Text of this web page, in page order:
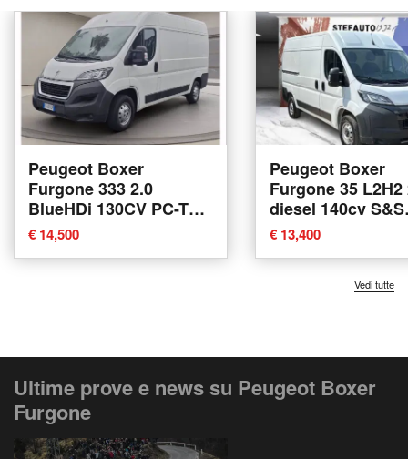
Peugeot Boxer
Furgone 333 2.0
BlueHDi 130CV PC-TM
Furgone del 2020 usata
a Catania
€ 14,500
Peugeot Boxer
Furgone 35 L2H2
diesel 140cv S&S
semivetrato del
usata a Bologna
€ 13,400
Vedi tutte
Ultime prove e news su Peugeot Boxer
Furgone